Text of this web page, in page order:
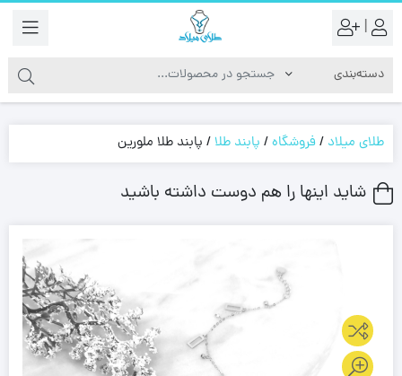
|
طلای میلاد /فروشگاه/ پابند طلا/ پابند طلا ملورین
شاید اینها را هم دوست داشته باشید